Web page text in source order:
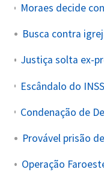
Busca contra
Provável prisão